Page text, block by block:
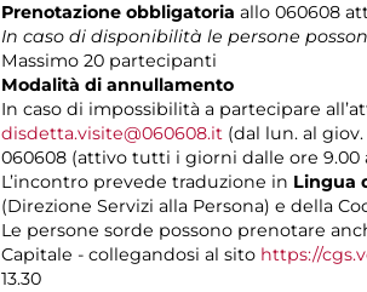
Prenotazione obbligatoria allo 060608
In caso di disponibilità le persone
Massimo 20 partecipanti
Modalità di annullamento
In caso di impossibilità a partecipare
disdetta.visite@060608.it (dal lun. al
060608 (attivo tutti i giorni dalle ore 9.00
L’incontro prevede traduzione in Lingua
(Direzione Servizi alla Persona) e della
Le persone sorde possono prenotare
Capitale - collegandosi al sito https://
13.30